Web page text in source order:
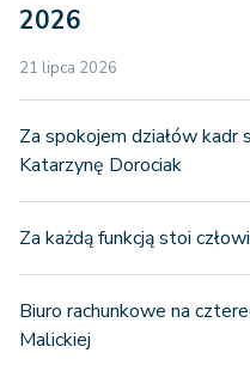
2026
21 lipca 2026
Za spokojem działów kadr
Katarzynę Dorociak
Za każdą funkcją stoi
Biuro rachunkowe na
Malickiej